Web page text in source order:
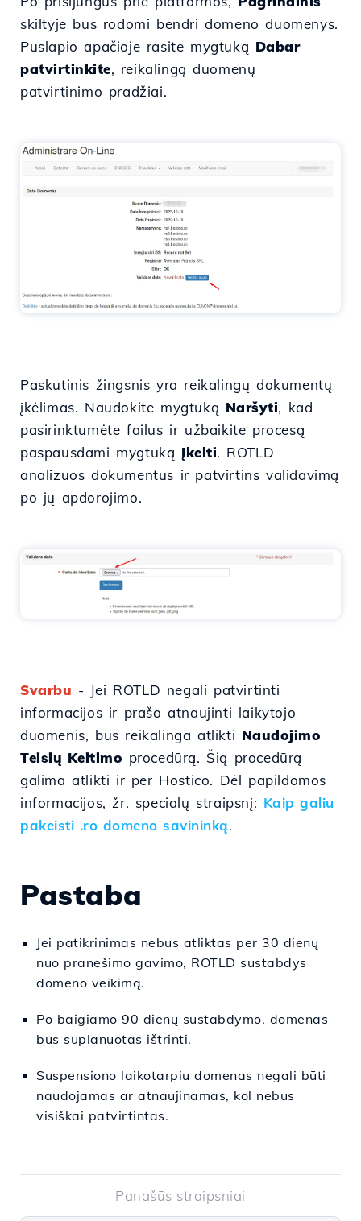
skiltyje bus rodomi bendri domeno duomenys.
Puslapio apačioje rasite mygtuką Dabar
patvirtinkite, reikalingą duomenų
patvirtinimo pradžiai.
Paskutinis žingsnis yra reikalingų dokumentų
įkėlimas. Naudokite mygtuką Naršyti, kad
pasirinktumėte failus ir užbaikite procesą
paspausdami mygtuką Įkelti. ROTLD
analizuos dokumentus ir patvirtins validavimą
po jų apdorojimo.
Svarbu - Jei ROTLD negali patvirtinti
informacijos ir prašo atnaujinti laikytojo
duomenis, bus reikalinga atlikti Naudojimo
Teisių Keitimo procedūrą. Šią procedūrą
galima atlikti ir per Hostico. Dėl papildomos
informacijos, žr. specialų straipsnį: Kaip galiu
pakeisti .ro domeno savininką.
Pastaba
Jei patikrinimas nebus atliktas per 30 dienų
nuo pranešimo gavimo, ROTLD sustabdys
domeno veikimą.
Po baigiamo 90 dienų sustabdymo, domenas
bus suplanuotas ištrinti.
Suspensiono laikotarpiu domenas negali būti
naudojamas ar atnaujinamas, kol nebus
visiškai patvirtintas.
Panašūs straipsniai